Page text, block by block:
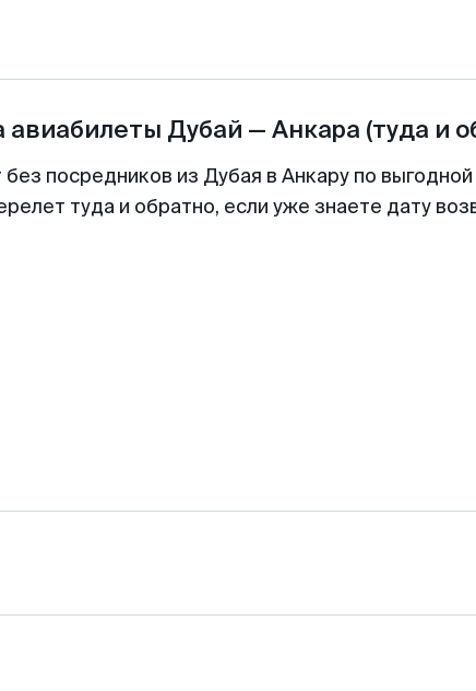
авиабилеты Дубай — Анкара (туда и
посредников из Дубая в Анкару по
туда и обратно, если уже знаете дату